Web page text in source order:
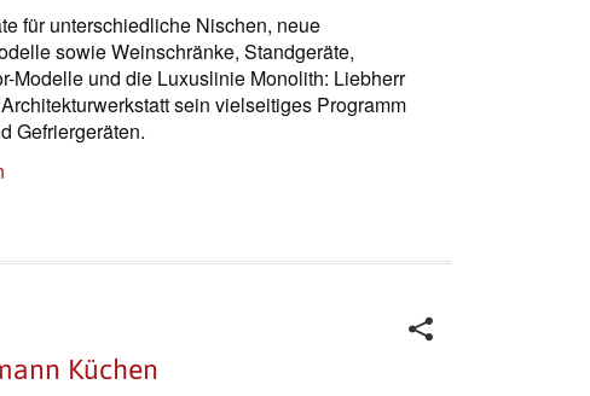
für unterschiedliche Nischen, neue
sowie Weinschränke, Standgeräte,
Modelle und die Luxuslinie Monolith: Liebherr
sein vielseitiges Programm
Gefriergeräten.
Küchen